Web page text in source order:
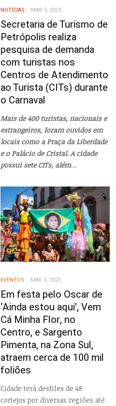
NOTÍCIAS MAR 5, 2025
Secretaria de Turismo de
Petrópolis realiza
pesquisa de demanda
com turistas nos
Centros de Atendimento
ao Turista (CITs) durante
o Carnaval
Mais de 400 turistas, nacionais e
estrangeiros, foram ouvidos em
locais como a Praça da Liberdade
e o Palácio de Cristal. A cidade
possui sete CITs, além...
EVENTOS MAR 3, 2025
Em festa pelo Oscar de
‘Ainda estou aqui’, Vem
Cá Minha Flor, no
Centro, e Sargento
Pimenta, na Zona Sul,
atraem cerca de 100 mil
foliões
Cidade terá desfiles de 48
cortejos por diversas regiões até